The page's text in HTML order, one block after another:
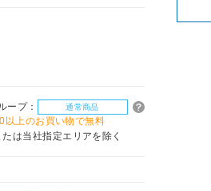
ープ： 通常商品
以上のお買い物で無料
は当社指定エリアを除く